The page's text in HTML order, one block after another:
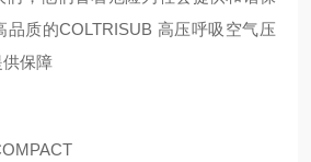
品质的COLTRISUB 高压呼吸空气压
保障